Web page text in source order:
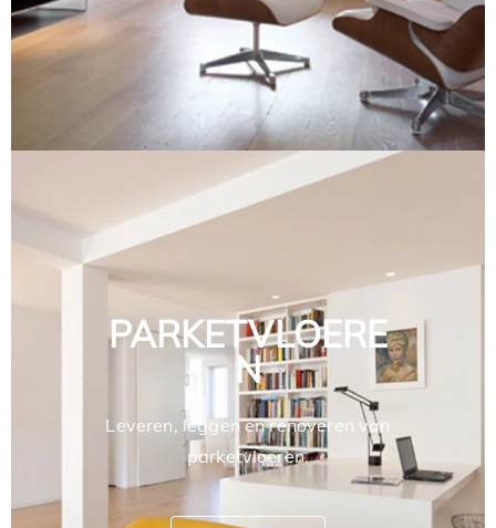
PARKETVLOERE
N
Leveren, leggen en renoveren van
parketvloeren.